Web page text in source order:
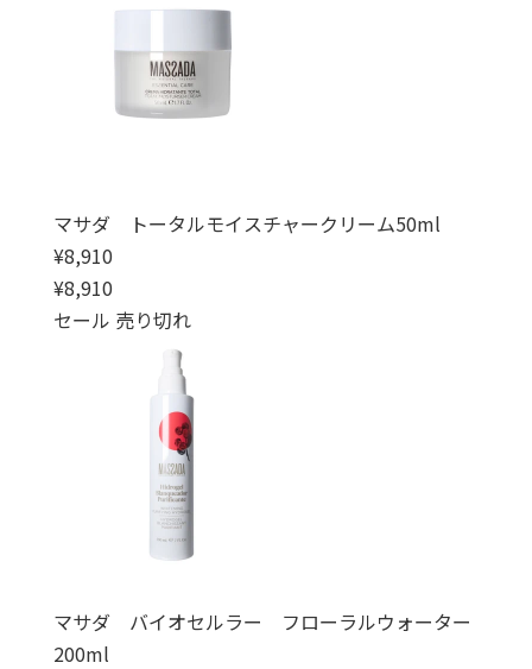
マサダ トータルモイスチャークリーム50ml
通常価格
¥8,910
通常価格
セール価格
¥8,910
セール 売り切れ
マサダ バイオセルラー フローラルウォーター
200ml